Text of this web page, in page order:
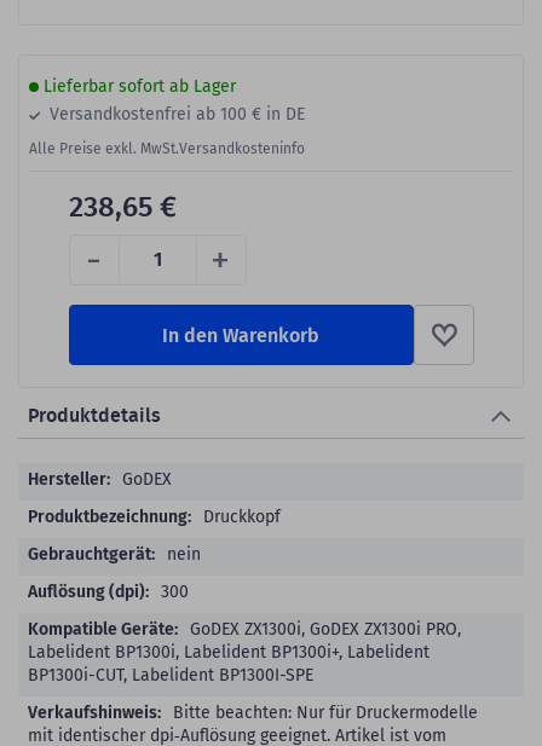
Lieferbar sofort ab Lager
Versandkostenfrei ab 100 € in DE
Alle Preise exkl. MwSt.Versandkosteninfo
- +
238,65 €
In den Warenkorb
Produktdetails
ProduktdetailsGoDEX
Druckkopf
nein
300
GoDEX ZX1300i, GoDEX ZX1300i PRO,
Labelident BP1300i, Labelident BP1300i+, Labelident
BP1300i-CUT, Labelident BP1300I-SPE
Bitte beachten: Nur für Druckermodelle
mit identischer dpi‑Auflösung geeignet. Artikel ist vom